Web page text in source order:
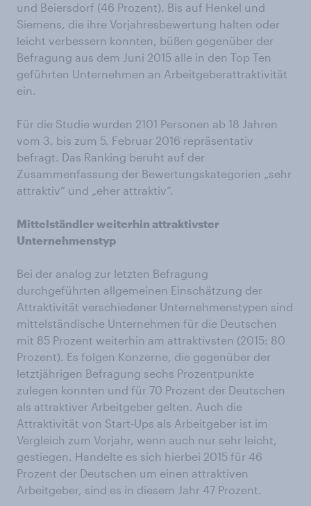
und Beiersdorf (46 Prozent). Bis auf Henkel und
Siemens, die ihre Vorjahresbewertung halten oder
leicht verbessern konnten, büßen gegenüber der
Befragung aus dem Juni 2015 alle in den Top Ten
geführten Unternehmen an Arbeitgeberattraktivität
ein.
Für die Studie wurden 2101 Personen ab 18 Jahren
vom 3. bis zum 5. Februar 2016 repräsentativ
befragt. Das Ranking beruht auf der
Zusammenfassung der Bewertungskategorien „sehr
attraktiv“ und „eher attraktiv“.
Mittelständler weiterhin attraktivster
Unternehmenstyp
Bei der analog zur letzten Befragung
durchgeführten allgemeinen Einschätzung der
Attraktivität verschiedener Unternehmenstypen sind
mittelständische Unternehmen für die Deutschen
mit 85 Prozent weiterhin am attraktivsten (2015: 80
Prozent). Es folgen Konzerne, die gegenüber der
letztjährigen Befragung sechs Prozentpunkte
zulegen konnten und für 70 Prozent der Deutschen
als attraktiver Arbeitgeber gelten. Auch die
Attraktivität von Start-Ups als Arbeitgeber ist im
Vergleich zum Vorjahr, wenn auch nur sehr leicht,
gestiegen. Handelte es sich hierbei 2015 für 46
Prozent der Deutschen um einen attraktiven
Arbeitgeber, sind es in diesem Jahr 47 Prozent.